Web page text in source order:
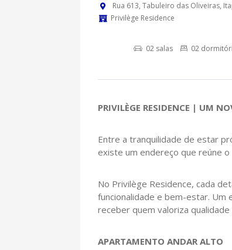
Rua 613, Tabuleiro das Oliveiras,
Privilège Residence
02 salas 02
PRIVILÈGE RESIDENCE | UM
Entre a tranquilidade de estar
existe um endereço que reúne
No Privilège Residence, cada
funcionalidade e bem-estar.
receber quem valoriza
APARTAMENTO ANDAR ALTO